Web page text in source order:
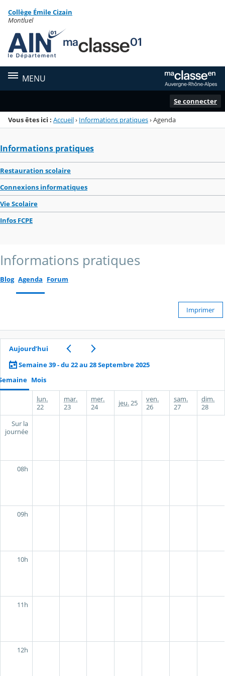
Menu de la rubrique
Contenu
Collège Émile Cizain
Montluel
MENU
Se connecter
Vous êtes ici : Accueil› Informations pratiques›Agenda
Informations pratiques
Restauration scolaire
Connexions informatiques
Vie Scolaire
Infos FCPE
Informations pratiques
Blog Agenda Forum
Imprimer
Aujourd’hui
Semaine 39 - du 22 au 28 Septembre 2025
Mois
lun.
22
mar.
23
mer.
24
jeu.25
ven.
26
sam.
27
dim.
28
Sur la
journée
08h
09h
10h
11h
12h